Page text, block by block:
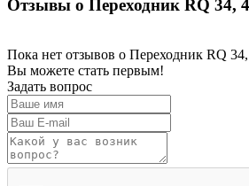
Отзывы о Переходник RQ 34,
Пока нет отзывов о Переходник RQ
Вы можете стать первым!
Задать вопрос